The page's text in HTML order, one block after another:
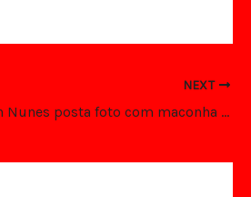
NEXT
Whindersson Nunes posta foto com maconha e apaga em seguida